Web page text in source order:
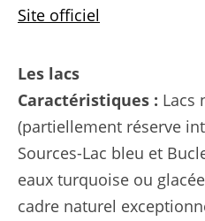
Site officiel
Les lacs
Caractéristiques : Lacs
(partiellement réserve
Sources-Lac bleu et
eaux turquoise ou
cadre naturel